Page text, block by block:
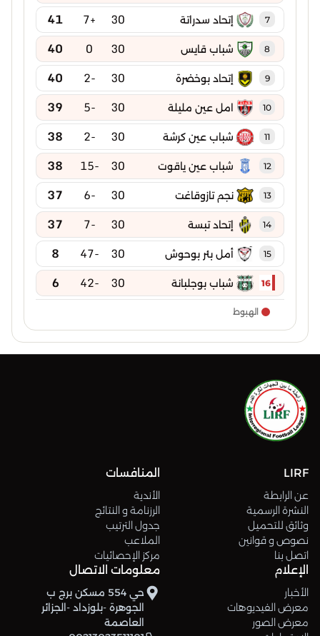
7 إتحاد سدراتة 30
+7
41
8 شباب قايس 30
0
40
9 إتحاد بوخضرة 30
-2
40
10 امل عين مليلة 30
-5
39
11 شباب عين كرشة 30
-2
38
12 شباب عين ياقوت 30
-15
38
13 نجم تازوقاغت 30
-6
37
14 إتحاد تبسة 30
-7
37
15 أمل بئر بوحوش 30
-47
8
16 شباب بوجلبانة 30
-42
6
الهبوط
LIRF
عن الرابطة
النشرة الرسمية
وثائق للتحميل
نصوص و قوانين
اتصل بنا
المنافسات
الأندية
الرزنامة و النتائج
جدول الترتيب
الملاعب
مركز الإحصائيات
الإعلام
الأخبار
معرض الفيديوهات
معرض الصور
معلومات الاتصال
حي 554 مسكن برج ب
الجوهرة -بلوزداد -الجزائر
العاصمة